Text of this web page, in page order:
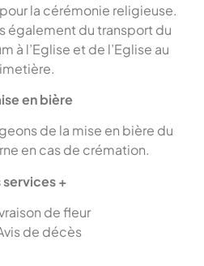
la cérémonie religieuse.
également du transport du
à l’Eglise et de l’Eglise au
en bière
de la mise en bière du
en cas de crémation.
services +
de fleur
de décès